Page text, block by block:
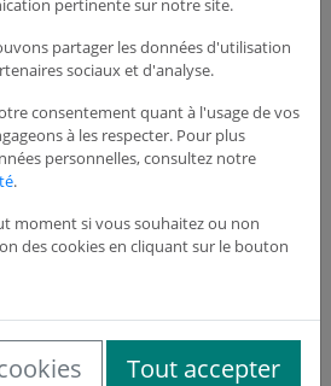
Quantité
au panier
dans la même
pertinente sur notre site.
partager les données d'utilisation
sociaux et d'analyse.
consentement quant à l'usage de vos
à les respecter. Pour plus
personnelles, consultez notre
.
moment si vous souhaitez ou non
des cookies en cliquant sur le bouton
Tout accepter